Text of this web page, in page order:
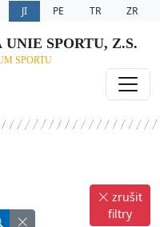
JI PE TR ZR
SPORTU, Z.S.
SPORTU
zrušit
filtry